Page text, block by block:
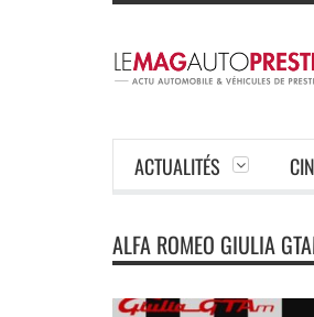
ACTUALITÉS
ALFA ROMEO GIULIA